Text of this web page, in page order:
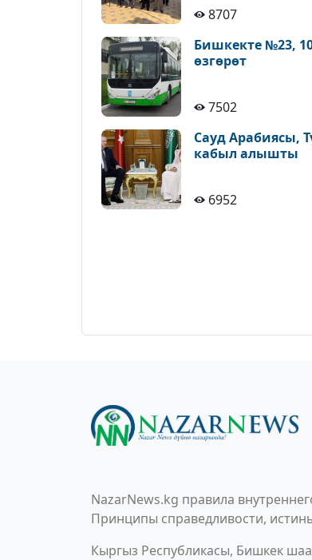
8707
Бишкекте №23,
өзгөрөт
7502
Сауд Арабиясы,
кабыл алышты
6952
NazarNews.kg правила
Принципы справедливости,
Кыргыз Республикасы, Бишкек